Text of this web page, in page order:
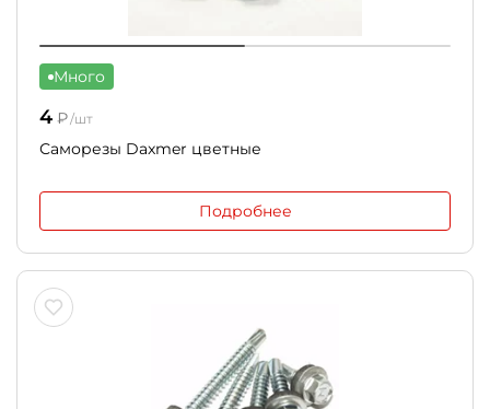
Много
4 ₽/шт
Саморезы Daxmer цветные
Подробнее